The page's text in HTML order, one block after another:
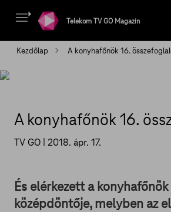
Telekom TV GO Magazin
Kezdőlap A konyhafőnök 16.
A konyhafőnök 16.
TV GO | 2018. ápr. 17.
És elérkezett a
középdöntője, melyben az